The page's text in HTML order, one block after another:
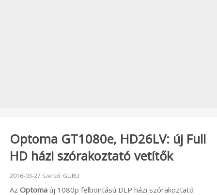
Optoma GT1080e, HD26LV: új Full
HD házi szórakoztató vetítők
Beküldve:
2016-03-27 Szerző: GURU
Az Optoma új 1080p felbontású DLP házi szórakoztató